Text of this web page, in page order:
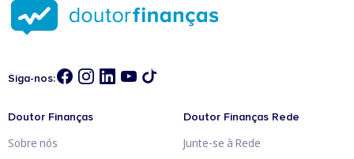
Siga-nos:
Doutor Finanças
Sobre nós
Doutor Finanças Rede
Junte-se à Rede